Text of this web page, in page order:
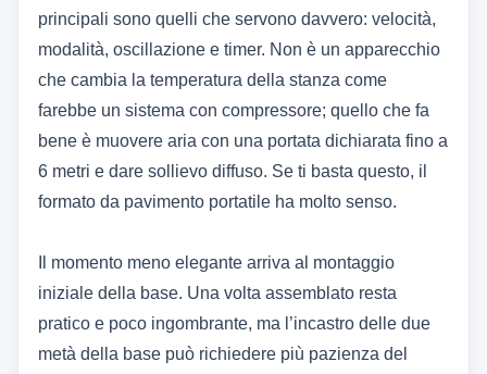
principali sono quelli che servono davvero: velocità,
modalità, oscillazione e timer. Non è un apparecchio
che cambia la temperatura della stanza come
farebbe un sistema con compressore; quello che fa
bene è muovere aria con una portata dichiarata fino a
6 metri e dare sollievo diffuso. Se ti basta questo, il
formato da pavimento portatile ha molto senso.
Il momento meno elegante arriva al montaggio
iniziale della base. Una volta assemblato resta
pratico e poco ingombrante, ma l’incastro delle due
metà della base può richiedere più pazienza del